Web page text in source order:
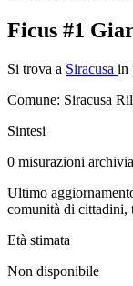
Ficus #1
Si trova a Siracusa in
Comune: Siracusa
Sintesi
0 misurazioni
Ultimo
comunità di cittadini,
Età stimata
Non disponibile